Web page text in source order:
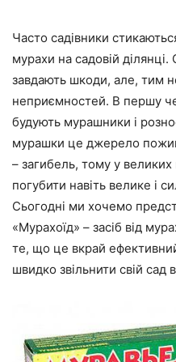
Часто садівники
мурахи на садовій
завдають шкоди, але, тим
неприємностей. В першу
будують мурашники і
мурашки це джерело
– загибель, тому у
погубити навіть велике і
Сьогодні ми хочемо
«Мурахоїд» – засіб від
те, що це вкрай
швидко звільнити свій сад